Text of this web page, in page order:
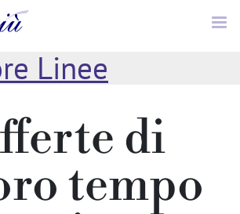
Produzione
Linee
(3 Turni)
di
tempo